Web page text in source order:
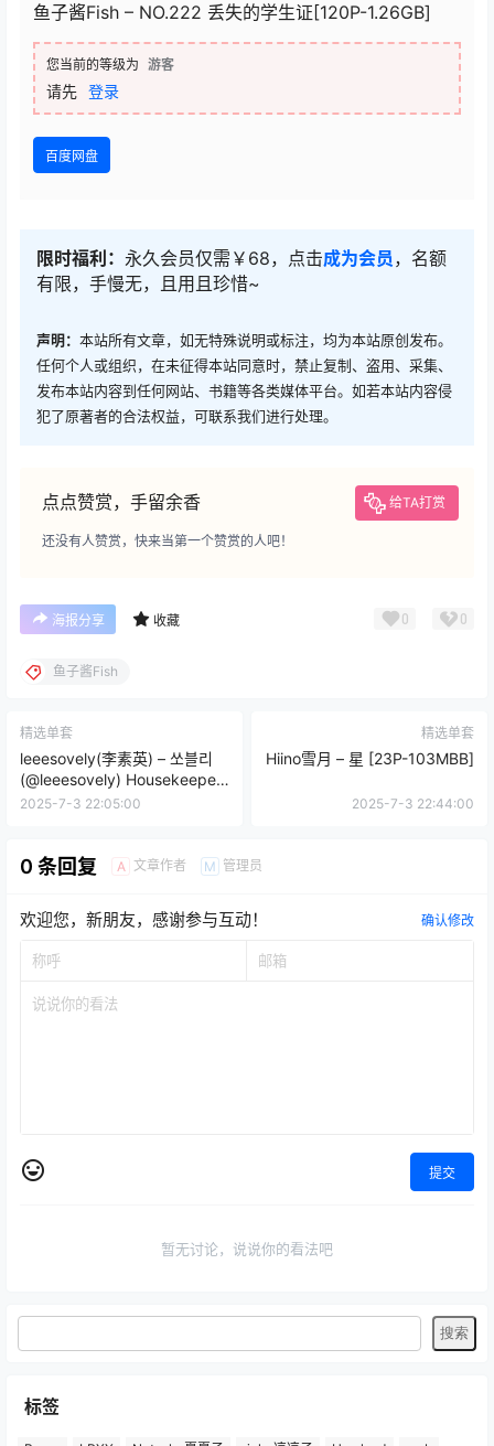
鱼子酱Fish – NO.222 丢失的学生证[120P-1.26GB]
您当前的等级为 游客
请先 登录
百度网盘
限时福利： 永久会员仅需￥68，点击成为会员，名额
有限，手慢无，且用且珍惜~
声明： 本站所有文章，如无特殊说明或标注，均为本站原创发布。
任何个人或组织，在未征得本站同意时，禁止复制、盗用、采集、
发布本站内容到任何网站、书籍等各类媒体平台。如若本站内容侵
犯了原著者的合法权益，可联系我们进行处理。
点点赞赏，手留余香 给TA打赏
还没有人赞赏，快来当第一个赞赏的人吧！
海报分享 收藏 0 0
鱼子酱Fish
精选单套
leeesovely(李素英) – 쏘블리
(@leeesovely) Housekeeper
2-1 Photo Set Collection
2025-7-3 22:05:00
精选单套
Hiino雪月 – 星 [23P-103MBB]
2025-7-3 22:44:00
0 条回复 A 文章作者 M 管理员
欢迎您，新朋友，感谢参与互动！ 确认修改
提交
暂无讨论，说说你的看法吧
标签